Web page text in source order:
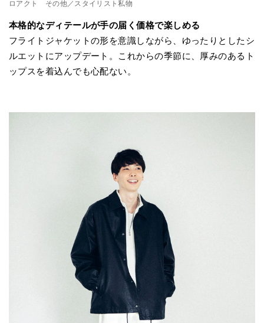
ロアクト その他／スタイリスト私物
本格的なディテールが手の届く価格で楽しめる
フライトジャケットの形を意識しながら、ゆったりとしたシ
ルエットにアップデート。これからの季節に、厚みのあるト
ップスを着込んでも心配ない。